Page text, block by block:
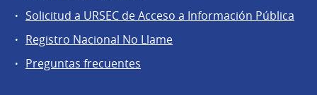
Solicitud a URSEC de Acceso a Información Pública
Registro Nacional No Llame
Preguntas frecuentes